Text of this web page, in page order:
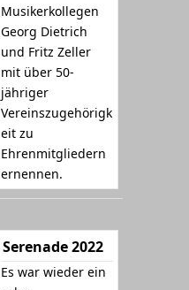
Musikerkollegen
Georg Dietrich
und Fritz Zeller
mit über 50-
jähriger
Vereinszugehörigk
eit zu
Ehrenmitgliedern
ernennen.
Serenade 2022
Es war wieder ein